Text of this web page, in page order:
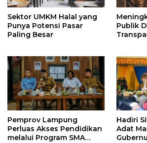
Sektor UMKM Halal yang
Punya Potensi Pasar
Paling Besar
Publik
Pemprov Lampung
Perluas Akses Pendidikan
melalui Program SMA
Hadiri
Adat